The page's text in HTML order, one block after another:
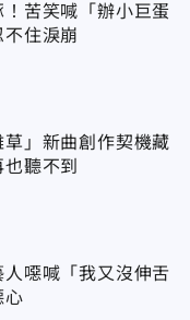
苦笑喊「辦小巨蛋
住淚崩
」新曲創作契機藏
聽不到
噁喊「我又沒伸舌
心